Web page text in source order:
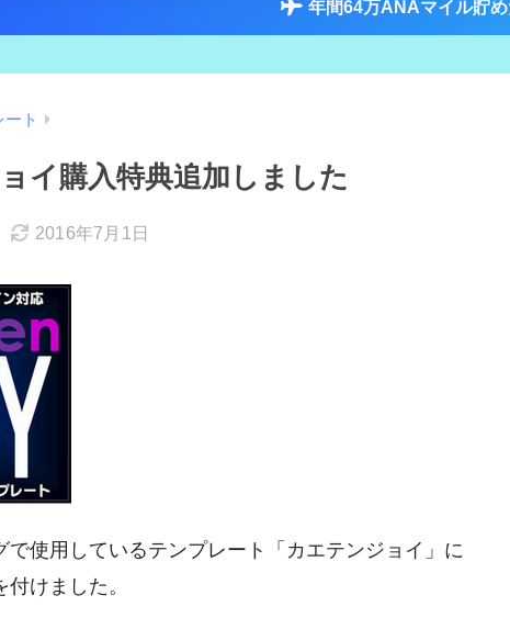
年間64万ANAマイル貯
ート
イ購入特典追加しました
2016年7月1日
で使用しているテンプレート「カエテンジョイ」に
けました。